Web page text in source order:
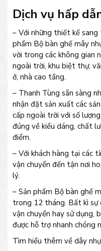
Dịch vụ hấp
– Với những thiết kế
phẩm Bộ bàn ghế mây
vời trong các không gian
ngoài trời, khu biệt thự,
ở, nhà cao tầng.
– Thanh Tùng sẵn sàng
nhận đặt sản xuất các
cấp ngoài trời với số
đúng về kiểu dáng, chất
điểm.
– Với khách hàng tại các
vận chuyển đến tận nơi
lý.
– Sản phẩm Bộ bàn ghế
trong 12 tháng. Bất kì sự
vận chuyển hay sử dụng,
được hỗ trợ nhanh chóng
Tìm hiểu thêm về dây